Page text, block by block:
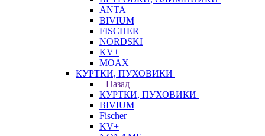
ANTA
BIVIUM
FISCHER
NORDSKI
KV+
MOAX
КУРТКИ, ПУХОВИКИ
Назад
КУРТКИ, ПУХОВИКИ
BIVIUM
Fischer
KV+